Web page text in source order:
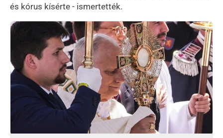
és kórus kísérte - ismertették.
Kép